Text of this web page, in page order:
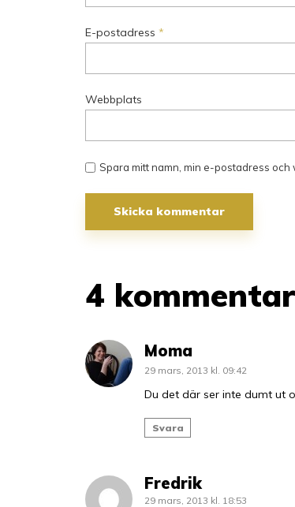
E-postadress *
Webbplats
Spara mitt namn, min e-postadress
4
Moma
29 mars, 2013 kl. 09:42
Du det där ser inte dumt ut
Svara
Fredrik
29 mars, 2013 kl. 18:53